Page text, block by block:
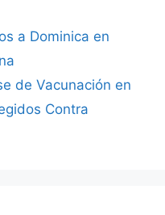
a Dominica en
de Vacunación en
Contra